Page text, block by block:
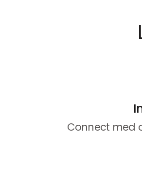
Connect med